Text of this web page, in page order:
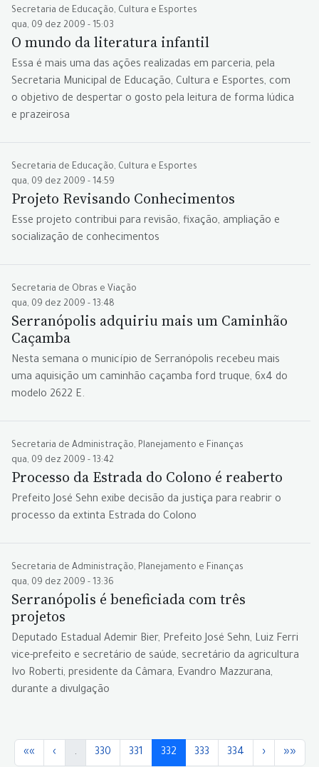
Secretaria de Educação, Cultura e Esportes
qua, 09 dez 2009 - 15:03
O mundo da literatura infantil
Essa é mais uma das ações realizadas em parceria, pela
Secretaria Municipal de Educação, Cultura e Esportes, com
o objetivo de despertar o gosto pela leitura de forma lúdica
e prazeirosa
Secretaria de Educação, Cultura e Esportes
qua, 09 dez 2009 - 14:59
Projeto Revisando Conhecimentos
Esse projeto contribui para revisão, fixação, ampliação e
socialização de conhecimentos
Secretaria de Obras e Viação
qua, 09 dez 2009 - 13:48
Serranópolis adquiriu mais um Caminhão
Caçamba
Nesta semana o município de Serranópolis recebeu mais
uma aquisição um caminhão caçamba ford truque, 6x4 do
modelo 2622 E.
Secretaria de Administração, Planejamento e Finanças
qua, 09 dez 2009 - 13:42
Processo da Estrada do Colono é reaberto
Prefeito José Sehn exibe decisão da justiça para reabrir o
processo da extinta Estrada do Colono
Secretaria de Administração, Planejamento e Finanças
qua, 09 dez 2009 - 13:36
Serranópolis é beneficiada com três
projetos
Deputado Estadual Ademir Bier, Prefeito José Sehn, Luiz Ferri
vice-prefeito e secretário de saúde, secretário da agricultura
Ivo Roberti, presidente da Câmara, Evandro Mazzurana,
durante a divulgação
«« ‹ . 330 331 332 333 334 › »»